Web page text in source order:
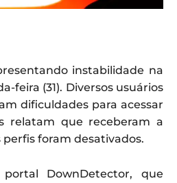
instabilidade na
feira (31). Diversos usuários
dificuldades para acessar
relatam que receberam a
foram desativados.
DownDetector, que